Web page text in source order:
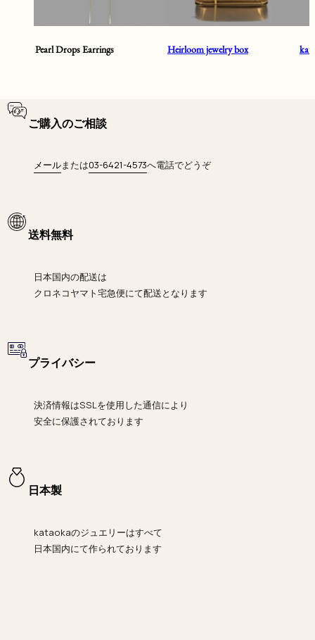
Pearl Drops Earrings Heirloom jewelry box
ご購入のご相談
メールまたは03-6421-4573へ電話でどうぞ
送料無料
日本国内の配送は
クロネコヤマト宅急便にて配送となります
プライバシー
決済情報はSSLを使用した通信により
安全に保護されております
日本製
kataokaのジュエリーはすべて
日本国内にて作られております